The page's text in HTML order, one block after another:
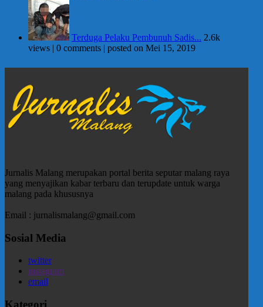
Terduga Pelaku Pembunuh Sadis... 2.6k
views | 0 comments | posted on Mei 15, 2019
Jurnalis Malang merupakan portal berita seputar malang raya
yang menyajikan kabar terbaru dan terupdate untuk warga
malang pada khususnya
Email : jurnalismalang@gmail.com
Sosial Media
twitter
instagram
email
Kategori